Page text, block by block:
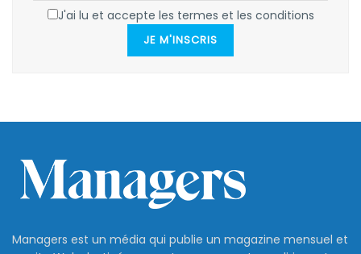
J'ai lu et accepte les termes et les conditions
JE M'INSCRIS
Managers est un média qui publie un magazine mensuel et